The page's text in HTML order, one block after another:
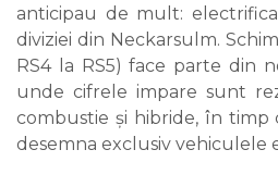
anticipau de mult:
diviziei din Neckarsulm.
RS4 la RS5) face parte din
unde cifrele impare sunt
combustie și hibride, în
desemna exclusiv vehiculele